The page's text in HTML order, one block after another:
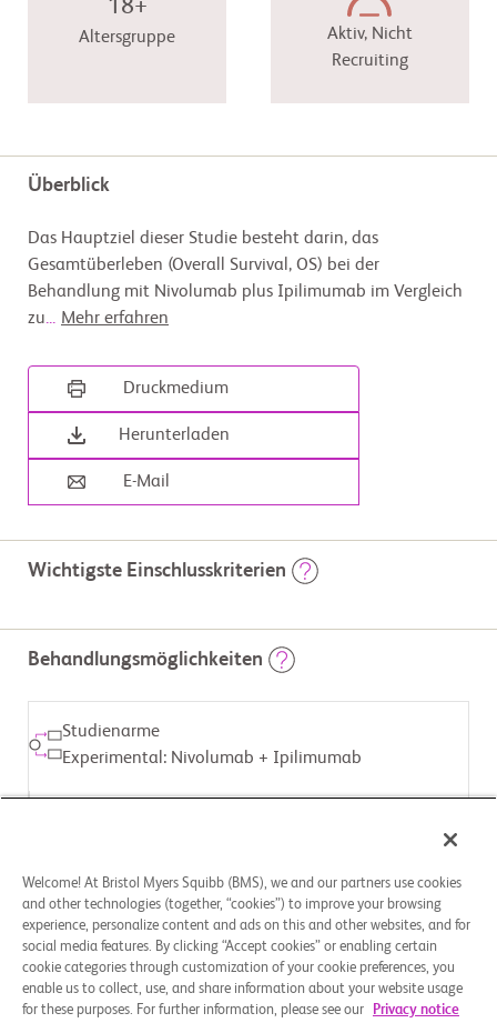
18+
Altersgruppe
Aktiv, Nicht
Recruiting
Überblick
Das Hauptziel dieser Studie besteht darin, das
Gesamtüberleben (Overall Survival, OS) bei der
Behandlung mit Nivolumab plus Ipilimumab im Vergleich
zu... Mehr erfahren
Druckmedium
Herunterladen
E-Mail
Wichtigste Einschlusskriterien
Diagnose von HCC basierend auf histologischer Bestätigung haben
– Bei den Teilnehmern muss ein fortgeschrittenes HCC vorliegen –
unbehandelte Läsion gemäß Response Evaluation Criteria in Solid
Tumors (RECIST) 1.1 aufweisen – Ein Child-Pugh-Score von 5 oder 6
muss vorliegen – Ein Leistungsstatus nach der Eastern Cooperative
Oncology Group (ECOG) von 0 oder 1 muss vorliegen.
Ausschlusskriterien: – Bekanntes fibrolamelläres HCC,
Vorherige Lebertransplantation – Episoden einer hepatischen
Behandlungsmöglichkeiten
Studienarme
Experimental: Nivolumab + Ipilimumab
Studienarme
Active Comparator: Sorafenib/Lenvatinib
ZUGEWIESENE BEHANDLUNG
Welcome! At Bristol Myers Squibb (BMS), we and our partners use cookies
and other technologies (together, “cookies”) to improve your browsing
experience, personalize content and ads on this and other websites, and for
social media features. By clicking “Accept cookies” or enabling certain
cookie categories through customization of your cookie preferences, you
enable us to collect, use, and share information about your website usage
for these purposes. For further information, please see our
Privacy notice